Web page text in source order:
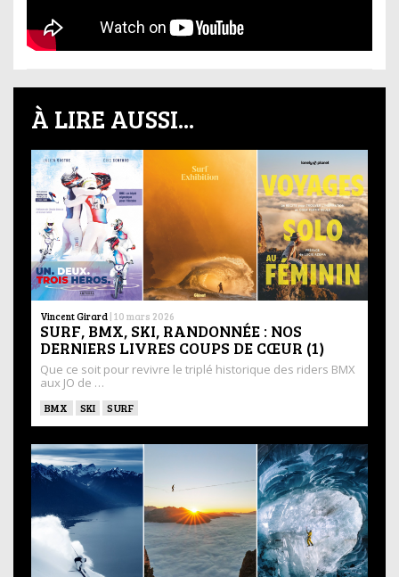
À LIRE AUSSI...
Vincent Girard | 10 mars 2026
SURF, BMX, SKI, RANDONNÉE : NOS
DERNIERS LIVRES COUPS DE CŒUR (1)
Que ce soit pour revivre le triplé historique des riders BMX
aux JO de …
BMX SKI SURF